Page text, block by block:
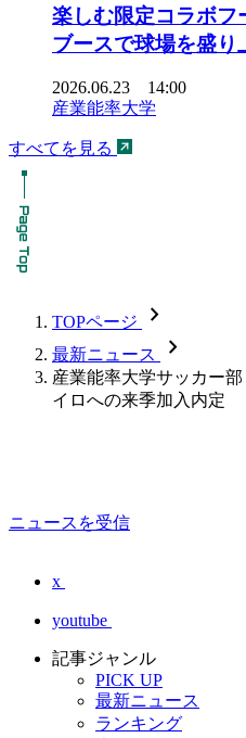
楽しむ限定コラボフ
ブースで球場を盛り
2026.06.23 14:00
産業能率大学
すべてを見る
TOPページ chevron_forward
最新ニュース chevron_forward
産業能率大学サッカー
イロへの来季加入内定
ニュースを受信
x
youtube
記事ジャンル
PICK UP
最新ニュース
ランキング